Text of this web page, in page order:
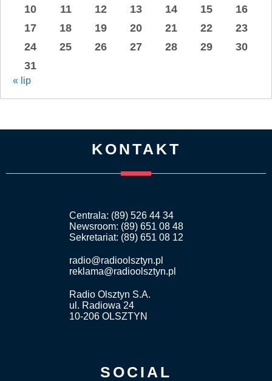
10
11 12 13 14 15
16
17
18 19 20 21 22
23
24
25 26 27 28 29
30
31
« lip
KONTAKT
Centrala: (89) 526 44 34
Newsroom: (89) 651 08 48
Sekretariat: (89) 651 08 12
radio@radioolsztyn.pl
reklama@radioolsztyn.pl
Radio Olsztyn S.A.
ul. Radiowa 24
10-206 OLSZTYN
SOCIAL